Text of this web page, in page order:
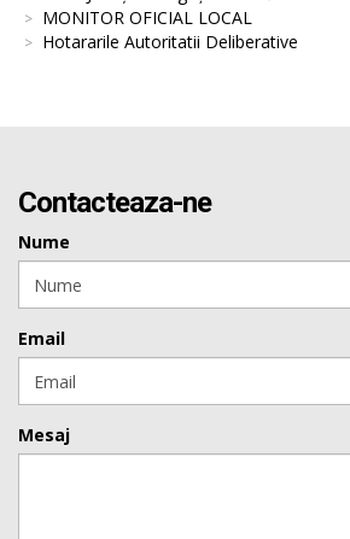
MONITOR OFICIAL LOCAL
Hotararile Autoritatii Deliberative
Contacteaza-ne
Nume
Email
Mesaj